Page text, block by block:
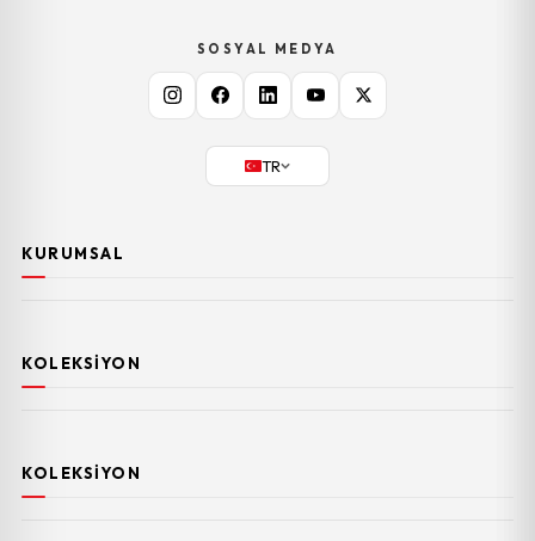
SOSYAL MEDYA
TR
KURUMSAL
KOLEKSIYON
KOLEKSIYON